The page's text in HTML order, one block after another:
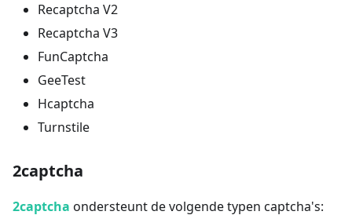
Recaptcha V2
Recaptcha V3
FunCaptcha
GeeTest
Hcaptcha
Turnstile
2captcha
2captcha ondersteunt de volgende typen captcha's: